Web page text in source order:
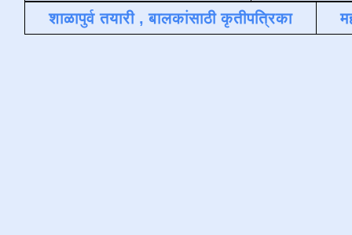
शाळापुर्व तयारी , बालकांसाठी कृतीपत्रिका